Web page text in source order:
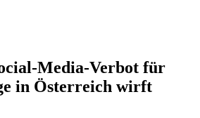
Media-Verbot für
in Österreich wirft